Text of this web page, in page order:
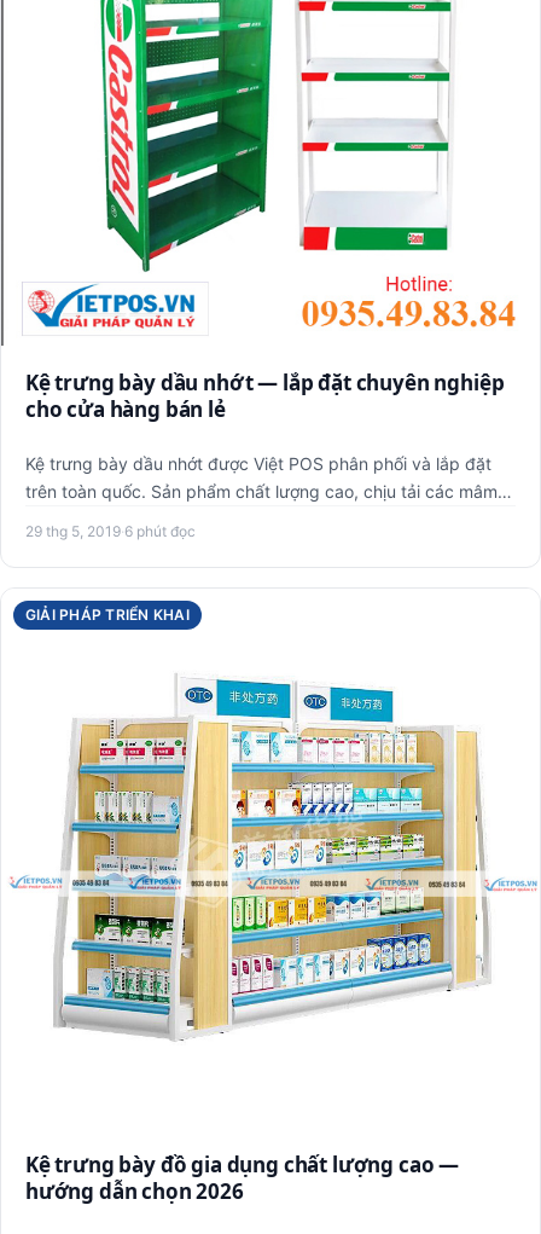
Kệ trưng bày dầu nhớt — lắp đặt chuyên nghiệp
cho cửa hàng bán lẻ
Kệ trưng bày dầu nhớt được Việt POS phân phối và lắp đặt
trên toàn quốc. Sản phẩm chất lượng cao, chịu tải các mâm
29 thg 5, 2019·6 phút đọc
GIẢI PHÁP TRIỂN KHAI
Kệ trưng bày đồ gia dụng chất lượng cao —
hướng dẫn chọn 2026